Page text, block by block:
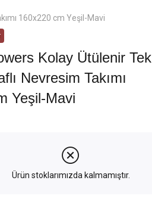
160x220 cm Yeşil-Mavi
Kolay Ütülenir Tek
Nevresim Takımı
Yeşil-Mavi
Ürün stoklarımızda kalmamıştır.